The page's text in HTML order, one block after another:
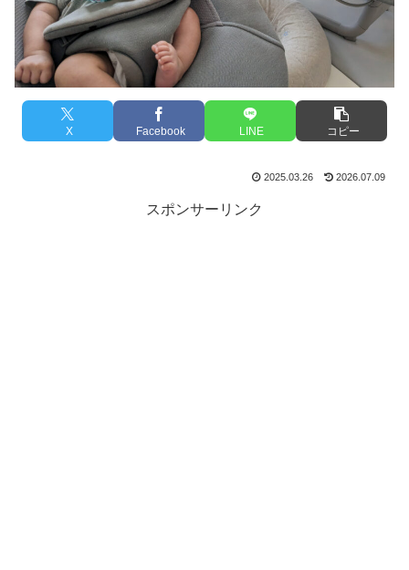
X Facebook LINE コピー
2025.03.26 2026.07.09
スポンサーリンク